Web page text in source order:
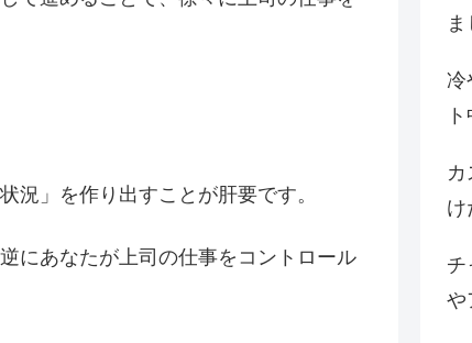
況」を作り出すことが肝要です。
にあなたが上司の仕事をコントロール
冷
け
チ
や